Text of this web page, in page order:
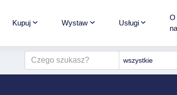
Kupuj Wystaw Usługi
O
wszystkie